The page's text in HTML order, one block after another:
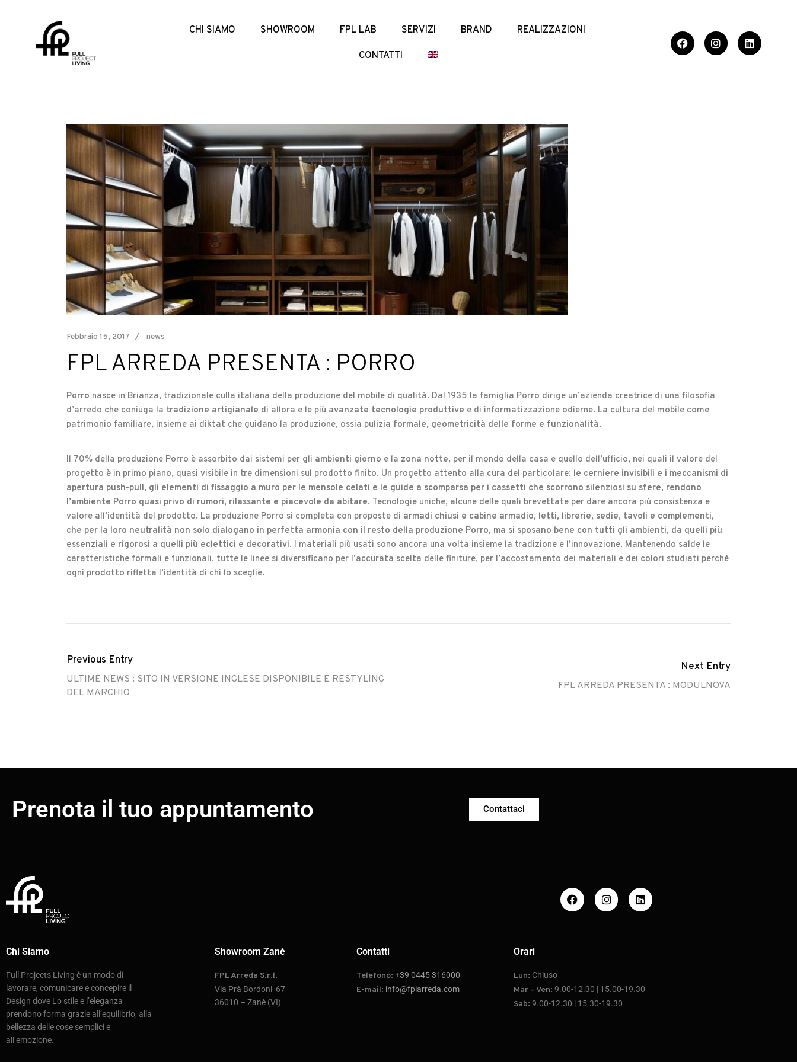
CHI SIAMO SHOWROOM FPL LAB SERVIZI BRAND REALIZZAZIONI
CONTATTI
Febbraio 15, 2017 news
FPL ARREDA PRESENTA : PORRO
Porro nasce in Brianza, tradizionale culla italiana della produzione del mobile di qualità. Dal 1935 la famiglia Porro dirige un’azienda creatrice di una filosofia
d’arredo che coniuga la tradizione artigianale di allora e le più avanzate tecnologie produttive e di informatizzazione odierne. La cultura del mobile come
patrimonio familiare, insieme ai diktat che guidano la produzione, ossia pulizia formale, geometricità delle forme e funzionalità.
Il 70% della produzione Porro è assorbito dai sistemi per gli ambienti giorno e la zona notte, per il mondo della casa e quello dell’ufficio, nei quali il valore del
progetto è in primo piano, quasi visibile in tre dimensioni sul prodotto finito. Un progetto attento alla cura del particolare: le cerniere invisibili e i meccanismi di
apertura push-pull, gli elementi di fissaggio a muro per le mensole celati e le guide a scomparsa per i cassetti che scorrono silenziosi su sfere, rendono
l’ambiente Porro quasi privo di rumori, rilassante e piacevole da abitare. Tecnologie uniche, alcune delle quali brevettate per dare ancora più consistenza e
valore all’identità del prodotto. La produzione Porro si completa con proposte di armadi chiusi e cabine armadio, letti, librerie, sedie, tavoli e complementi,
che per la loro neutralità non solo dialogano in perfetta armonia con il resto della produzione Porro, ma si sposano bene con tutti gli ambienti, da quelli più
essenziali e rigorosi a quelli più eclettici e decorativi. I materiali più usati sono ancora una volta insieme la tradizione e l’innovazione. Mantenendo salde le
caratteristiche formali e funzionali, tutte le linee si diversificano per l’accurata scelta delle finiture, per l’accostamento dei materiali e dei colori studiati perché
ogni prodotto rifletta l’identità di chi lo sceglie.
Previous Entry
ULTIME NEWS : SITO IN VERSIONE INGLESE DISPONIBILE E RESTYLING
DEL MARCHIO
Next Entry
FPL ARREDA PRESENTA : MODULNOVA
Prenota il tuo appuntamento Contattaci
Chi Siamo
Full Projects Living è un modo di
lavorare, comunicare e concepire il
Design dove Lo stile e l’eleganza
prendono forma grazie all’equilibrio, alla
bellezza delle cose semplici e
all’emozione.
Showroom Zanè
FPL Arreda S.r.l.
Via Prà Bordoni 67
36010 – Zanè (VI)
Contatti
Telefono: +39 0445 316000
E-mail: info@fplarreda.com
Orari
Lun: Chiuso
Mar – Ven: 9.00-12.30 | 15.00-19.30
Sab: 9.00-12.30 | 15.30-19.30